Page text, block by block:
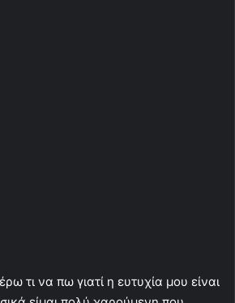
τι να πω γιατί η ευτυχία μου είναι